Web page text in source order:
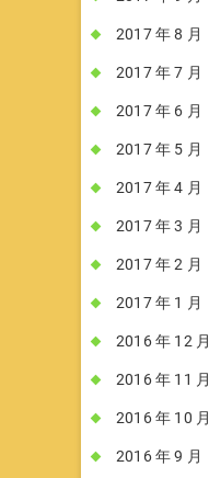
2017 年 8 月
2017 年 7 月
2017 年 6 月
2017 年 5 月
2017 年 4 月
2017 年 3 月
2017 年 2 月
2017 年 1 月
2016 年 12 月
2016 年 11 月
2016 年 10 月
2016 年 9 月